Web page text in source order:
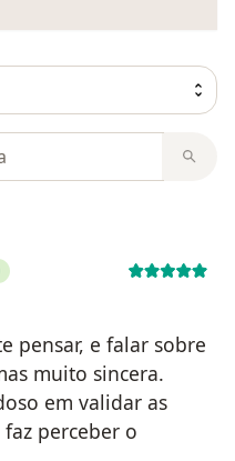
pensar, e falar sobre
muito sincera.
em validar as
perceber o